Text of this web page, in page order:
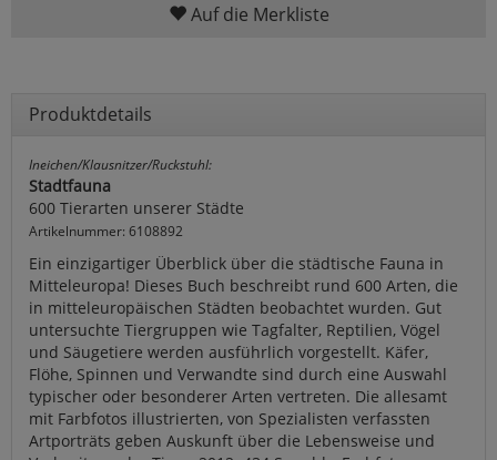
Auf die Merkliste
Produktdetails
Ineichen/Klausnitzer/Ruckstuhl:
Stadtfauna
600 Tierarten unserer Städte
Artikelnummer: 6108892
Ein einzigartiger Überblick über die städtische Fauna in
Mitteleuropa! Dieses Buch beschreibt rund 600 Arten, die
in mitteleuropäischen Städten beobachtet wurden. Gut
untersuchte Tiergruppen wie Tagfalter, Reptilien, Vögel
und Säugetiere werden ausführlich vorgestellt. Käfer,
Flöhe, Spinnen und Verwandte sind durch eine Auswahl
typischer oder besonderer Arten vertreten. Die allesamt
mit Farbfotos illustrierten, von Spezialisten verfassten
Artporträts geben Auskunft über die Lebensweise und